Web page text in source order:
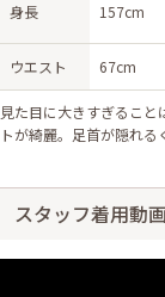
身長 157cm
ウエスト 67cm
見た目に大きすぎるこ
トが綺麗。足首が隠れる
スタッフ着用動画